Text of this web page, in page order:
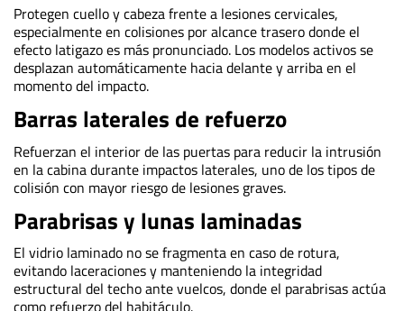
Protegen cuello y cabeza frente a lesiones cervicales,
especialmente en colisiones por alcance trasero donde el
efecto latigazo es más pronunciado. Los modelos activos se
desplazan automáticamente hacia delante y arriba en el
momento del impacto.
Barras laterales de refuerzo
Refuerzan el interior de las puertas para reducir la intrusión
en la cabina durante impactos laterales, uno de los tipos de
colisión con mayor riesgo de lesiones graves.
Parabrisas y lunas laminadas
El vidrio laminado no se fragmenta en caso de rotura,
evitando laceraciones y manteniendo la integridad
estructural del techo ante vuelcos, donde el parabrisas actúa
como refuerzo del habitáculo.